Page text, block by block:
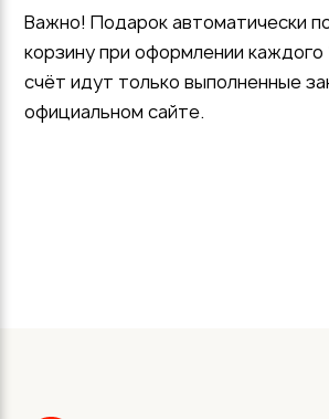
Важно! Подарок автоматически
корзину при оформлении каждого
счёт идут только выполненные
официальном сайте.